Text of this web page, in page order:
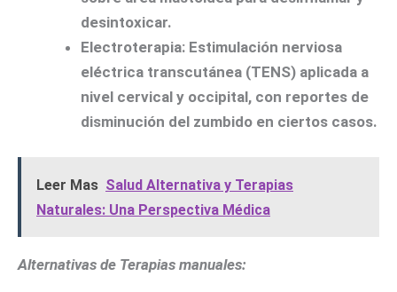
desintoxicar.
Electroterapia: Estimulación nerviosa
eléctrica transcutánea (TENS) aplicada a
nivel cervical y occipital, con reportes de
disminución del zumbido en ciertos casos.
Leer Mas Salud Alternativa y Terapias
Naturales: Una Perspectiva Médica
Alternativas de Terapias manuales: